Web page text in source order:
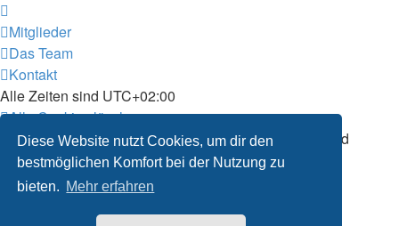
Diese Website nutzt Cookies, um dir den
bestmöglichen Komfort bei der Nutzung zu
bieten. Mehr erfahren
Mitglieder
Das Team
Kontakt
Alle Zeiten sind UTC+02:00
Alle Cookies löschen
Powered byphpBB® Forum Software © phpBB Limited
Deutsche Übersetzung durch phpBB.de
Datenschutz|Nutzungsbedingungen